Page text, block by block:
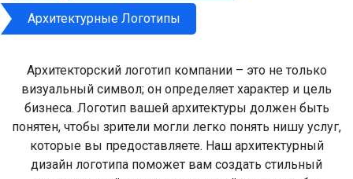
Архитектурные Логотипы
Архитекторский логотип компании – это не только
визуальный символ; он определяет характер и цель
бизнеса. Логотип вашей архитектуры должен быть
понятен, чтобы зрители могли легко понять нишу услуг,
которые вы предоставляете. Наш архитектурный
дизайн логотипа поможет вам создать стильный